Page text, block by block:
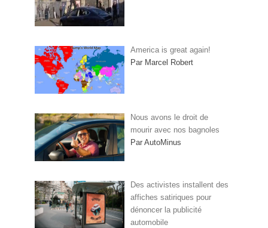
America is great again!
Par Marcel Robert
Nous avons le droit de
mourir avec nos bagnoles
Par AutoMinus
Des activistes installent des
affiches satiriques pour
dénoncer la publicité
automobile